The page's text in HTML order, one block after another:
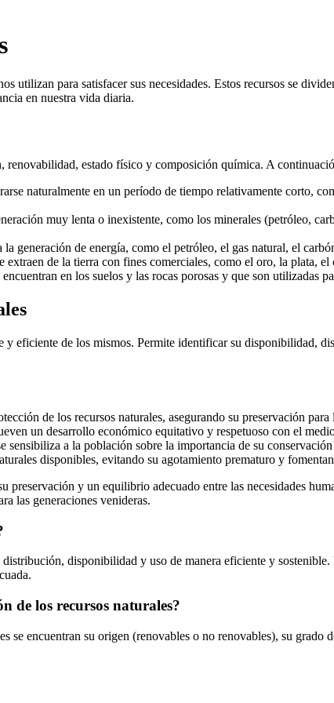
utilizan para satisfacer sus necesidades. Estos recursos se
en nuestra vida diaria.
estado físico y composición química. A
naturalmente en un período de tiempo relativamente corto,
muy lenta o inexistente, como los minerales (petróleo,
generación de energía, como el petróleo, el gas natural, el
extraen de la tierra con fines comerciales, como el oro, la plata,
encuentran en los suelos y las rocas porosas y que son utilizadas
y eficiente de los mismos. Permite identificar su disponibilidad,
de los recursos naturales, asegurando su preservación para
un desarrollo económico equitativo y respetuoso con el
sensibiliza a la población sobre la importancia de su
disponibles, evitando su agotamiento prematuro y
preservación y un equilibrio adecuado entre las necesidades
las generaciones venideras.
disponibilidad y uso de manera eficiente y
de los recursos naturales?
se encuentran su origen (renovables o no renovables), su